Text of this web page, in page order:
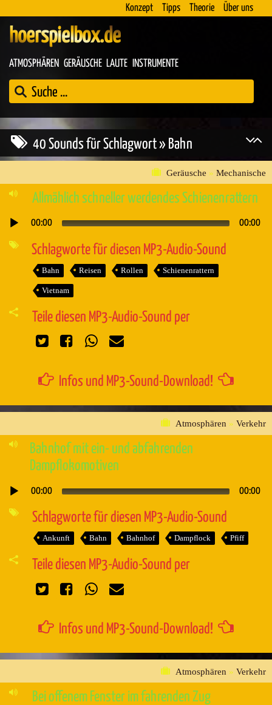
Konzept Tipps Theorie Über uns
hoerspielbox.de
ATMOSPHÄREN GERÄUSCHE LAUTE INSTRUMENTE
40 Sounds für Schlagwort » Bahn
Geräusche » Mechanische
Allmählich schneller werdendes Schienenrattern
Audio-
00:00 00:00
Schlagworte für diesen MP3-Audio-Sound
Bahn Reisen Rollen Schienenrattern
Vietnam
Teile diesen MP3-Audio-Sound per
Infos und MP3-Sound-Download!
Atmosphären » Verkehr
Bahnhof mit ein- und abfahrenden
Dampflokomotiven
Audio-
00:00 00:00
Schlagworte für diesen MP3-Audio-Sound
Ankunft Bahn Bahnhof Dampflock Pfiff
Teile diesen MP3-Audio-Sound per
Infos und MP3-Sound-Download!
Atmosphären » Verkehr
Bei offenem Fenster im fahrenden Zug